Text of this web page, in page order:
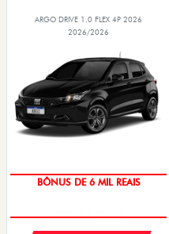
ARGO DRIVE 1.0 FLEX 4P 2026
2026/2026
BÔNUS DE 6 MIL REAIS